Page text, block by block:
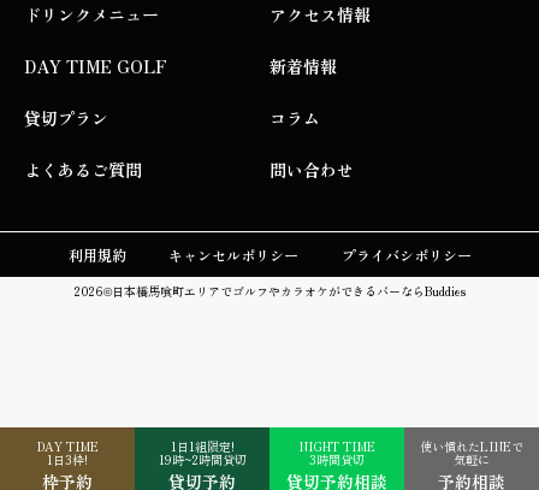
ドリンクメニュー
DAY TIME GOLF
貸切プラン
よくあるご質問
アクセス情報
新着情報
コラム
問い合わせ
利用規約 キャンセルポリシー プライバシポリシー
2026©日本橋馬喰町エリアでゴルフやカラオケができるバーならBuddies
DAY TIME
1日3枠!
枠予約
1日1組限定!
19時~2時間貸切
貸切予約
NIGHT TIME
3時間貸切
貸切予約相談
使い慣れたLINEで
気軽に
予約相談